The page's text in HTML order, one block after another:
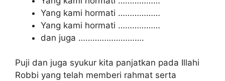
Yang kami hormati ………………
Yang kami hormati ………………
dan juga ……………………….
Puji dan juga syukur kita panjatkan pada Illahi
Robbi yang telah memberi rahmat serta